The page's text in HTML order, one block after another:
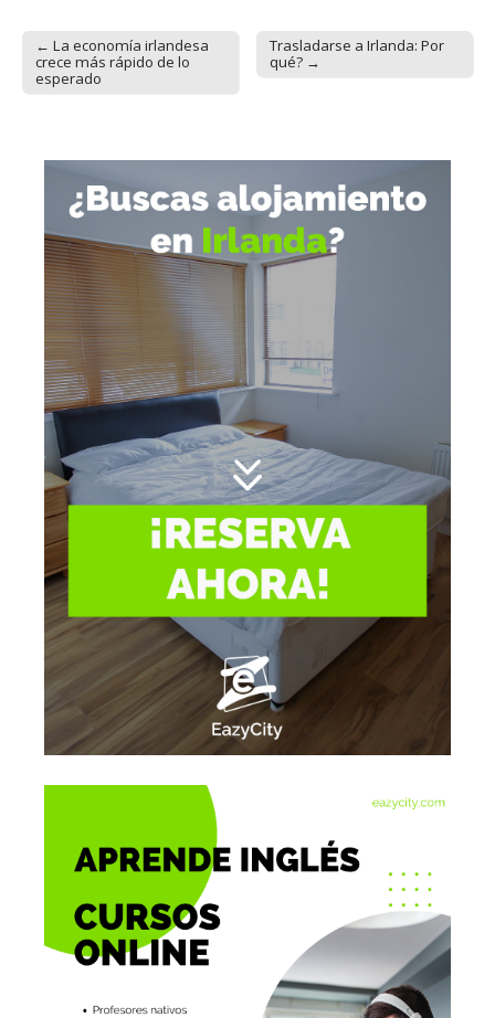
Post navigation
← La economía irlandesa
crece más rápido de lo
esperado
Trasladarse a Irlanda: Por
qué? →